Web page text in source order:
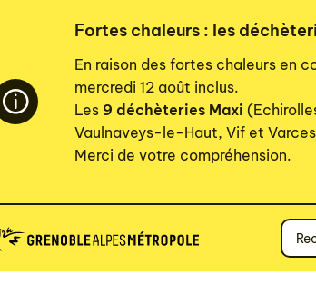
Fortes chaleurs : les
En raison des fortes chaleurs en
mercredi 12 août inclus.
Les 9 déchèteries Maxi
Vaulnaveys-le-Haut, Vif et
Merci de votre compréhension.
Votre